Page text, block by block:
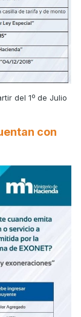
del 1º de Julio
con